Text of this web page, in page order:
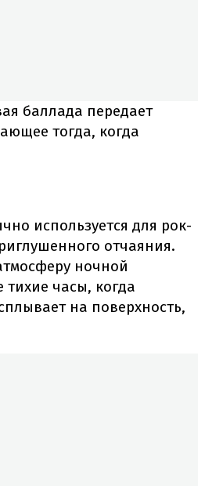
баллада передает
тогда, когда
используется для рок-
отчаяния.
ночной
тихие часы, когда
на поверхность,